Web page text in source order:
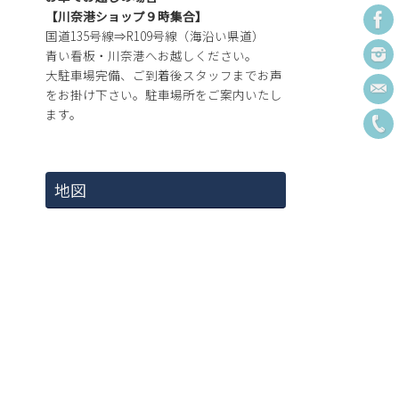
【川奈港ショップ９時集合】
国道135号線⇒R109号線（海沿い県道）
青い看板・川奈港へお越しください。
大駐車場完備、ご到着後スタッフまでお声
をお掛け下さい。駐車場所をご案内いたし
ます。
地図